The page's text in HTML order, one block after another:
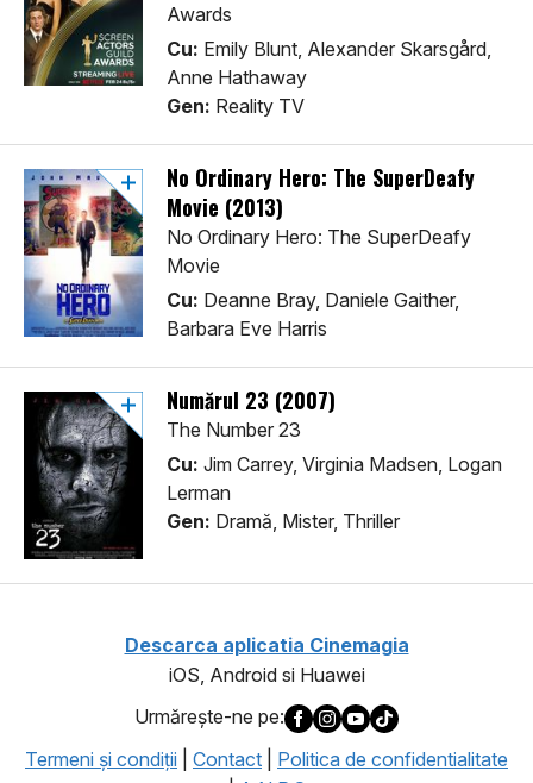
Awards
Cu: Emily Blunt, Alexander Skarsgård,
Anne Hathaway
Gen: Reality TV
No Ordinary Hero: The SuperDeafy
Movie (2013)
No Ordinary Hero: The SuperDeafy
Movie
Cu: Deanne Bray, Daniele Gaither,
Barbara Eve Harris
Numărul 23 (2007)
The Number 23
Cu: Jim Carrey, Virginia Madsen, Logan
Lerman
Gen: Dramă, Mister, Thriller
Descarca aplicatia Cinemagia
iOS, Android si Huawei
Urmăreşte-ne pe:
Termeni şi condiţii
Contact
Politica de confidentialitate